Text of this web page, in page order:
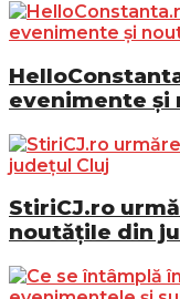
evenimente și
StiriCJ.ro
noutățile din